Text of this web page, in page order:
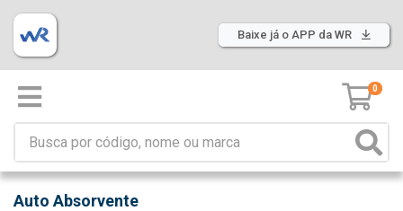
Baixe já o APP da WR
0
Auto Absorvente